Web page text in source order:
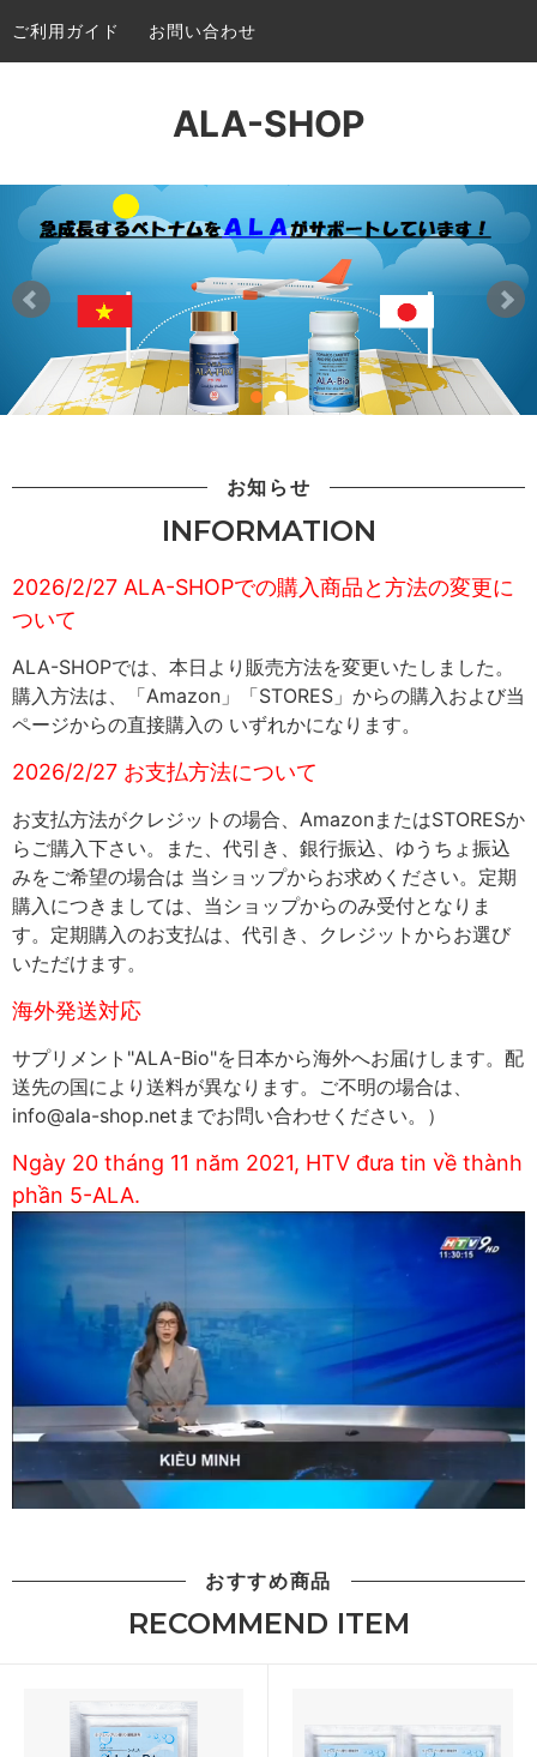
ご利用ガイド お問い合わせ
ALA-SHOP
お知らせ
INFORMATION
2026/2/27 ALA-SHOPでの購入商品と方法の変更に
ついて
ALA-SHOPでは、本日より販売方法を変更いたしました。
購入方法は、「Amazon」「STORES」からの購入および当
ページからの直接購入の いずれかになります。
2026/2/27 お支払方法について
お支払方法がクレジットの場合、AmazonまたはSTORESか
らご購入下さい。また、代引き、銀行振込、ゆうちょ振込
みをご希望の場合は 当ショップからお求めください。定期
購入につきましては、当ショップからのみ受付となりま
す。定期購入のお支払は、代引き、クレジットからお選び
いただけます。
海外発送対応
サプリメント"ALA-Bio"を日本から海外へお届けします。配
送先の国により送料が異なります。ご不明の場合は、
info@ala-shop.netまでお問い合わせください。）
Ngày 20 tháng 11 năm 2021, HTV đưa tin về thành
phần 5-ALA.
おすすめ商品
RECOMMEND ITEM